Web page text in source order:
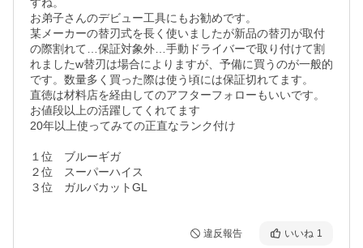
お弟子さんのデビュー工具にもお勧めです。
某メーカーの替刃式を長く使いましたが新品の替刃が取付
の際割れて…保証対象外…手動ドライバーで取り付けて割
れましたw替刃は場合によりますが、予備に買うのが一般的
です。数量多く買った際は使う頃には保証切れてます。
直徳は材料店を経由してのアフターフォローもいいです。
お値段以上の活躍してくれてます
20年以上使ってみての正直なランク付け
１位　ブルーギガ
２位　スーパーハイス
３位　ガルバカットGL
違反報告 いいね 1